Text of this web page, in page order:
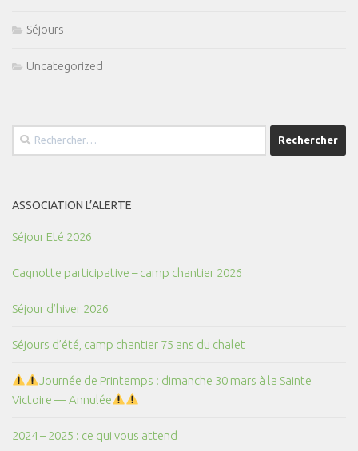
Séjours
Uncategorized
Rechercher :
ASSOCIATION L’ALERTE
Séjour Eté 2026
Cagnotte participative – camp chantier 2026
Séjour d’hiver 2026
Séjours d’été, camp chantier 75 ans du chalet
Journée de Printemps : dimanche 30 mars à la Sainte
Victoire — Annulée
2024 – 2025 : ce qui vous attend